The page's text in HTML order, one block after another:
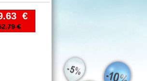
€
€